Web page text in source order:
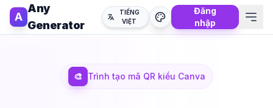
A
Any
Generator
TIẾNG
VIỆT
Đăng
nhập
🎨 Trình tạo mã QR kiểu Canva